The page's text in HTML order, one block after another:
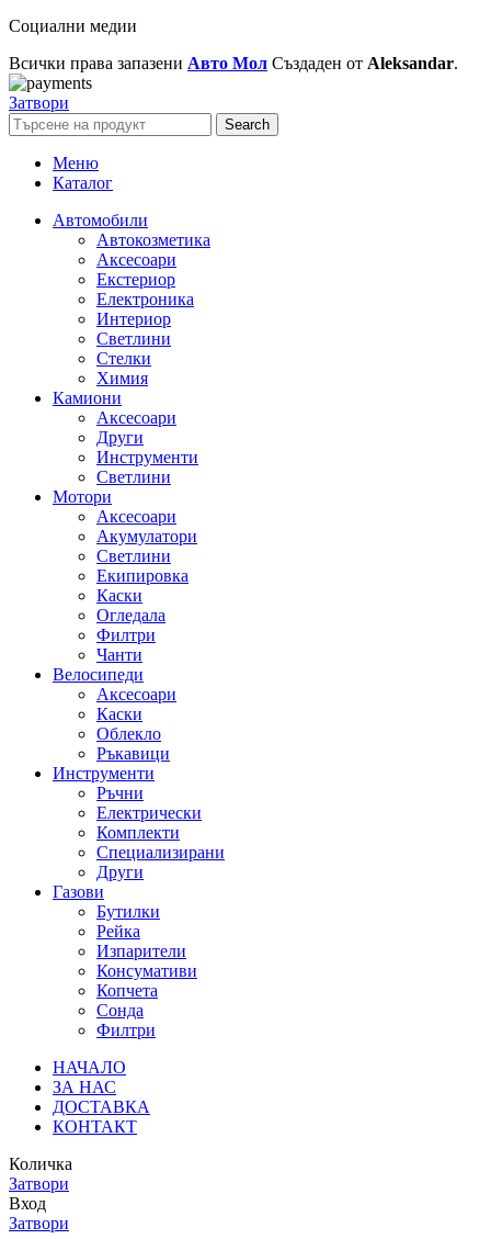
Социални медии
Всички права запазени Авто Мол Създаден от Aleksandar.
Затвори
Search
Меню
Каталог
Автомобили
Автокозметика
Аксесоари
Екстериор
Електроника
Интериор
Светлини
Стелки
Химия
Камиони
Аксесоари
Други
Инструменти
Светлини
Мотори
Аксесоари
Акумулатори
Светлини
Екипировка
Каски
Огледала
Филтри
Чанти
Велосипеди
Аксесоари
Каски
Облекло
Ръкавици
Инструменти
Ръчни
Електрически
Комплекти
Специализирани
Други
Газови
Бутилки
Рейка
Изпарители
Консумативи
Копчета
Сонда
Филтри
НАЧАЛО
ЗА НАС
ДОСТАВКА
КОНТАКТ
Количка
Затвори
Вход
Затвори